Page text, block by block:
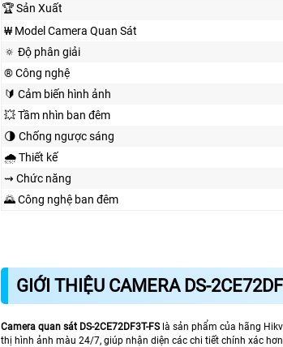
🏆 Sản Xuất
₩ Model Camera Quan Sát
🔅 Độ phân giải
®️ Công nghệ
🔰 Cảm biến hình ảnh
💥 Tầm nhìn ban đêm
🌗 Chống ngược sáng
🌧️ Thiết kế
⇝ Chức năng
🌄 Công nghệ ban đêm
GIỚI THIỆU CAMERA DS-
Camera quan sát DS-2CE72DF3T-FSlà sản phẩm của hãng
thị hình ảnh màu 24/7, giúp nhận diện các chi tiết chính xác